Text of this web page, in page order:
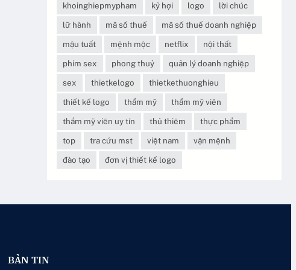
khoinghiepmypham
kỷ hợi logo
lời chúc
lữ hành
mã số thuế
mã số thuế doanh nghiệp
mậu tuất
mệnh mộc netflix
nội thất
phim sex
phong thuỷ
quản lý doanh nghiệp
sex
thietkelogo
thietkethuonghieu
thiết kế logo
thẩm mỹ
thẩm mỹ viên
thẩm mỹ viên uy tín
thủ thiêm
thực phẩm
top
tra cứu mst việt nam
vận mệnh
đào tạo
đơn vị thiết kế logo
BẢN TIN